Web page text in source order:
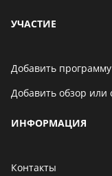
УЧАСТИЕ
Добавить программу
Добавить обзор или
ИНФОРМАЦИЯ
Контакты